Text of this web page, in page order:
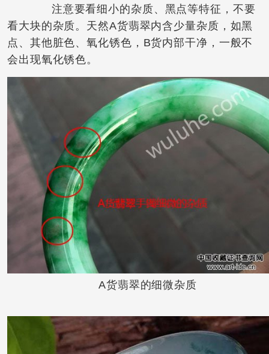
注意要看细小的杂质、黑点等特征，不要
看大块的杂质。天然A货翡翠内含少量杂质，如黑
点、其他脏色、氧化锈色，B货内部干净，一般不
会出现氧化锈色。
A货翡翠的细微杂质